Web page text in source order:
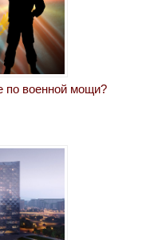
по военной мощи?